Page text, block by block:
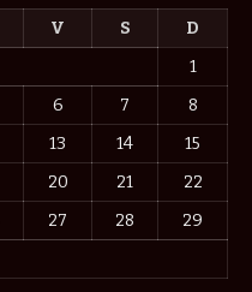
V S
D
1
6 7
8
13 14
15
20 21
22
27 28
29